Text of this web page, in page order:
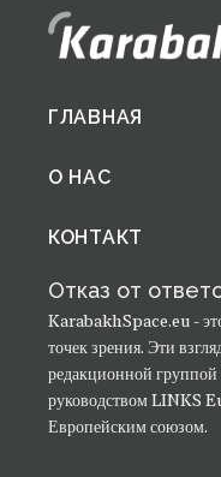
Footer
menu
ГЛАВНАЯ
О НАС
КОНТАКТ
Отказ от
KarabakhSpace.eu -
точек зрения. Эти
редакционной
руководством LINKS
Европейским союзом.